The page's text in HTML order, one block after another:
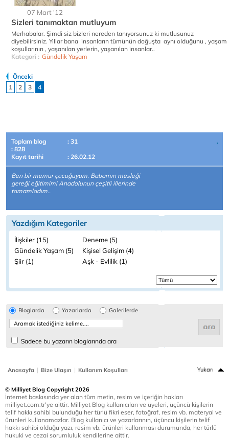
07 Mart '12
Sizleri tanımaktan mutluyum
Merhabalar. Şimdi siz bizleri nereden tanıyorsunuz ki mutlusunuz
diyebilirsiniz. Yıllar bana insanların tümünün doğuşta aynı olduğunu , yaşam
koşullarının , yaşanılan yerlerin, yaşanılan insanlar..
Kategori : Gündelik Yaşam
Önceki
1
2 3 4
Toplam blog
: 31
: 828
Kayıt tarihi
: 26.02.12
Ben bir memur çocuğuyum. Babamın mesleği
gereği eğitimimi Anadolunun çeşitli illerinde
tamamladım..
Yazdığım Kategoriler
İlişkiler (15)
Deneme (5)
Gündelik Yaşam (5)
Kişisel Gelişim (4)
Şiir (1)
Aşk - Evlilik (1)
Bloglarda Yazarlarda Galerilerde
Sadece bu yazarın bloglarında ara
Anasayfa | Bize Ulaşın | Kullanım Koşulları Yukarı
© Milliyet Blog Copyright 2026
İnternet baskısında yer alan tüm metin, resim ve içeriğin hakları
milliyet.com.tr'ye aittir. Milliyet Blog kullanıcıları ve üyeleri, üçüncü kişilerin
telif hakkı sahibi bulunduğu her türlü fikri eser, fotoğraf, resim vb. materyal ve
ürünleri kullanamazlar. Blog kullanıcı ve yazarlarının, üçüncü kişilerin telif
hakkı sahibi olduğu yazı, resim vb. ürünleri kullanması durumunda, her türlü
hukuki ve cezai sorumluluk kendilerine aittir.